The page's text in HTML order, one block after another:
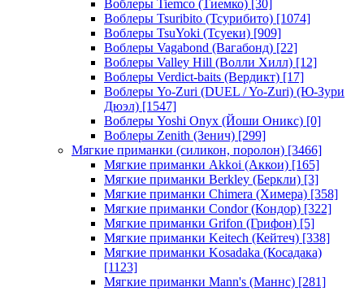
Воблеры Tiemco (Тиемко) [30]
Воблеры Tsuribito (Тсурибито) [1074]
Воблеры TsuYoki (Тсуеки) [909]
Воблеры Vagabond (Вагабонд) [22]
Воблеры Valley Hill (Волли Хилл) [12]
Воблеры Verdict-baits (Вердикт) [17]
Воблеры Yo-Zuri (DUEL / Yo-Zuri) (Ю-Зури
Дюэл) [1547]
Воблеры Yoshi Onyx (Йоши Оникс) [0]
Воблеры Zenith (Зенич) [299]
Мягкие приманки (силикон, поролон) [3466]
Мягкие приманки Akkoi (Аккои) [165]
Мягкие приманки Berkley (Беркли) [3]
Мягкие приманки Chimera (Химера) [358]
Мягкие приманки Condor (Кондор) [322]
Мягкие приманки Grifon (Грифон) [5]
Мягкие приманки Keitech (Кейтеч) [338]
Мягкие приманки Kosadaka (Косадака)
[1123]
Мягкие приманки Mann's (Маннс) [281]